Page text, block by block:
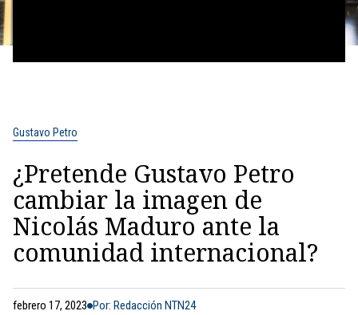
Gustavo Petro
¿Pretende Gustavo Petro
cambiar la imagen de
Nicolás Maduro ante la
comunidad internacional?
febrero 17, 2023 Por: Redacción NTN24